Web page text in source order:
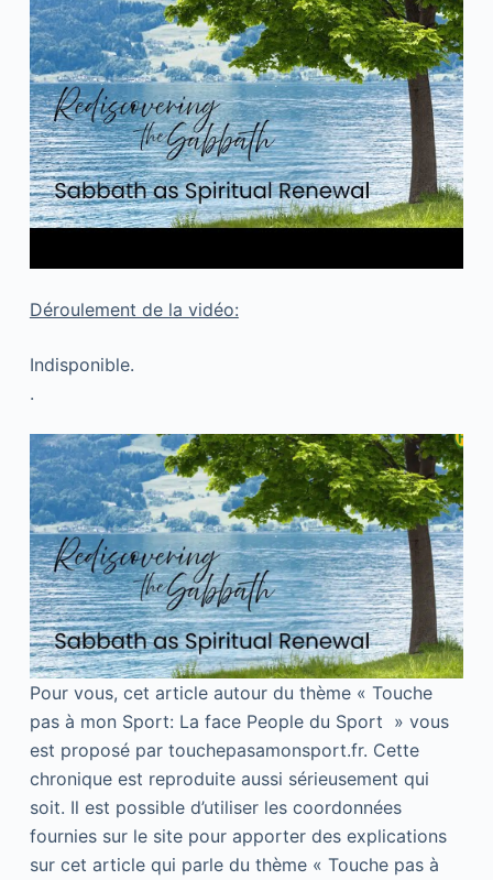
Déroulement de la vidéo:
Indisponible.
.
Pour vous, cet article autour du thème « Touche
pas à mon Sport: La face People du Sport » vous
est proposé par touchepasamonsport.fr. Cette
chronique est reproduite aussi sérieusement qui
soit. Il est possible d’utiliser les coordonnées
fournies sur le site pour apporter des explications
sur cet article qui parle du thème « Touche pas à